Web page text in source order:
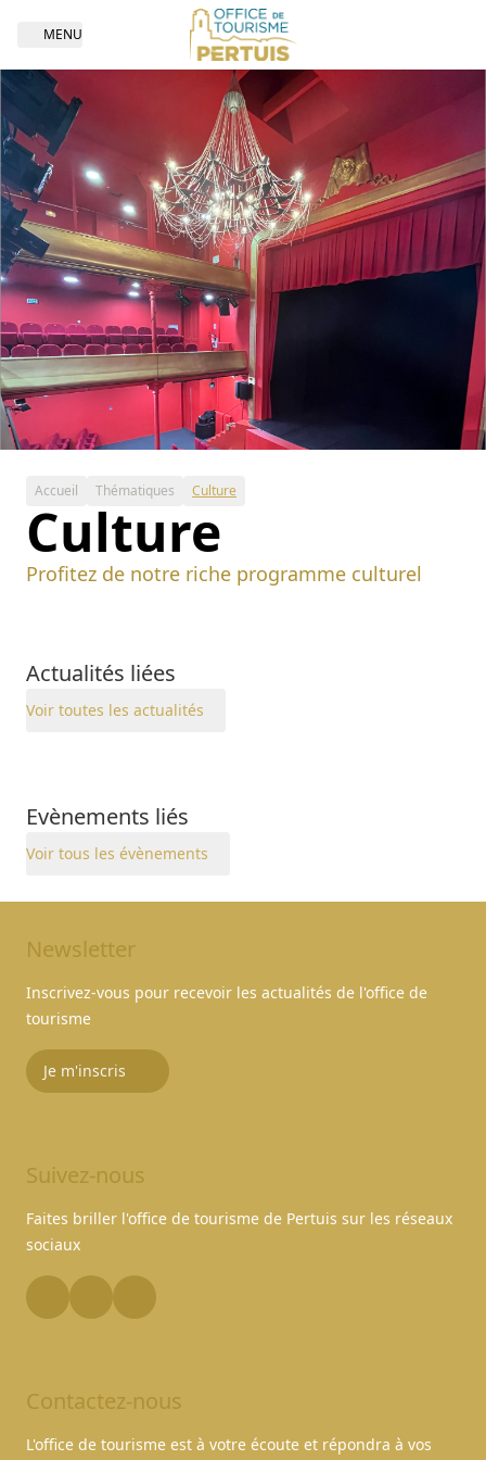
Open navigation
MENU
Accueil Thématiques Culture
Culture
Profitez de notre riche programme culturel
Actualités liées
Voir toutes les actualités
Evènements liés
Voir tous les évènements
Newsletter
Inscrivez-vous pour recevoir les actualités de l'office de
tourisme
Je m'inscris
Suivez-nous
Faites briller l'office de tourisme de Pertuis sur les réseaux
sociaux
Contactez-nous
L'office de tourisme est à votre écoute et répondra à vos